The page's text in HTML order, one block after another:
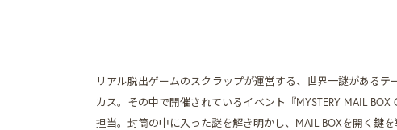
リアル脱出ゲームのスクラップが運営する、世界一謎があるテ
カス。その中で開催されているイベント『MYSTERY MAIL BOX
担当。封筒の中に入った謎を解き明かし、MAIL BOXを開く鍵を